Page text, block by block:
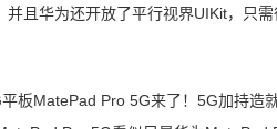
且华为还开放了平行视界UIKit，只